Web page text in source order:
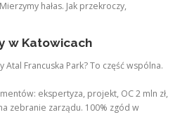
hałas. Jak przekroczy,
w Katowicach
Atal Francuska Park? To część wspólna.
ekspertyza, projekt, OC 2 mln zł,
zebranie zarządu. 100% zgód w